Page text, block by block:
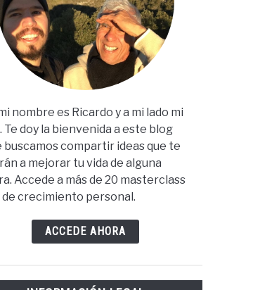
nombre es Ricardo y a mi lado mi
Te doy la bienvenida a este blog
buscamos compartir ideas que te
a mejorar tu vida de alguna
Accede a más de 20 masterclass
crecimiento personal.
ACCEDE AHORA